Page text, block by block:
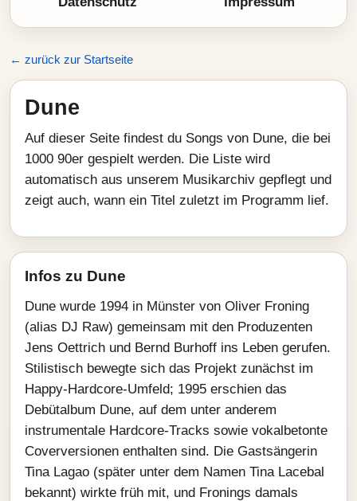
← zurück zur Startseite
Dune
Auf dieser Seite findest du Songs von Dune, die bei
1000 90er gespielt werden. Die Liste wird
automatisch aus unserem Musikarchiv gepflegt und
zeigt auch, wann ein Titel zuletzt im Programm lief.
Infos zu Dune
Dune wurde 1994 in Münster von Oliver Froning
(alias DJ Raw) gemeinsam mit den Produzenten
Jens Oettrich und Bernd Burhoff ins Leben gerufen.
Stilistisch bewegte sich das Projekt zunächst im
Happy‑Hardcore‑Umfeld; 1995 erschien das
Debütalbum Dune, auf dem unter anderem
instrumentale Hardcore‑Tracks sowie vokalbetonte
Coverversionen enthalten sind. Die Gastsängerin
Tina Lagao (später unter dem Namen Tina Lacebal
bekannt) wirkte früh mit, und Fronings damals